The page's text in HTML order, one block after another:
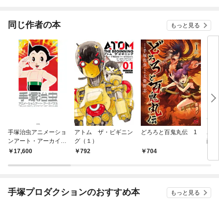
同じ作者の本 もっと見る
手塚治虫アニメーショ
ンアート・アーカイブ
ス17,600
アトム ザ・ビギニン
グ（１）
792
どろろと百鬼丸伝 1
704
ユ
醒
手塚プロダクションのおすすめ本 もっと見る